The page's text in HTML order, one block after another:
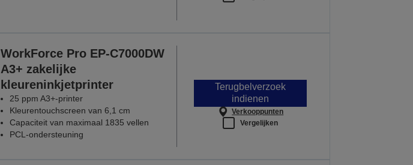
WorkForce Pro EP-C7000DW
A3+ zakelijke
kleureninkjetprinter
25 ppm A3+-printer
Kleurentouchscreen van 6,1 cm
Capaciteit van maximaal 1835 vellen
PCL-ondersteuning
Terugbelverzoek
indienen
Verkooppunten
Vergelijken